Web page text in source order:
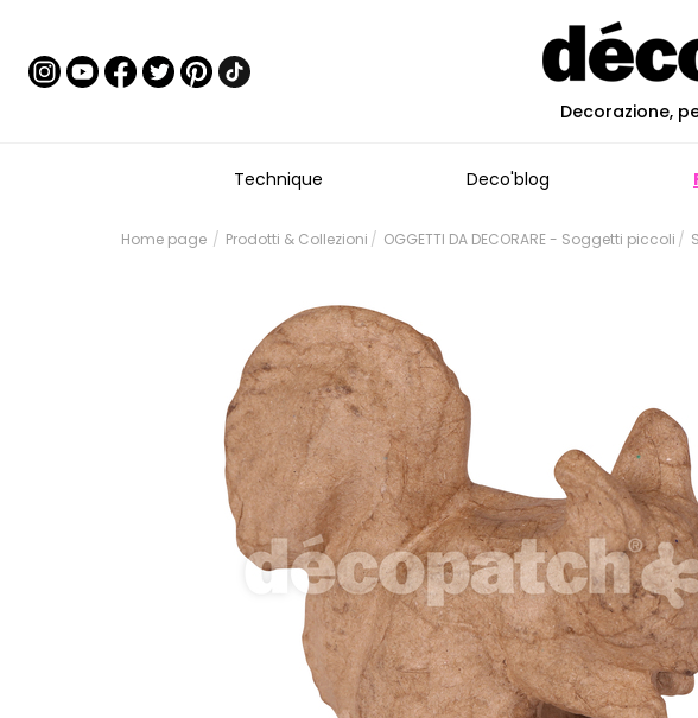
Decorazione,
Technique Deco'blog
Home page Prodotti & Collezioni OGGETTI DA DECORARE - Soggetti piccoli